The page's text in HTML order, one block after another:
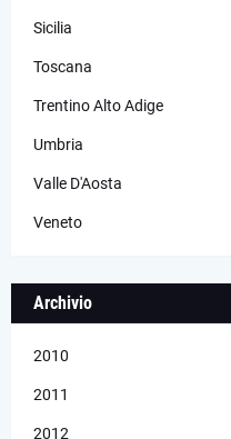
Sicilia
Toscana
Trentino Alto Adige
Umbria
Valle D'Aosta
Veneto
Archivio
2010
2011
2012